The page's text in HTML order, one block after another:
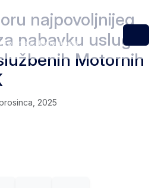
Menu
najpovoljnijeg
nabavku usluge
Motornih
2025